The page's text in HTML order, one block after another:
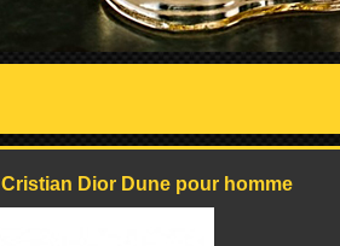
Cristian Dior Dune pour homme